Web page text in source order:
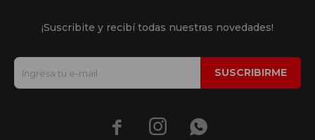
¡Suscribite y recibí todas nuestras novedades!
SUSCRIBIRME
  